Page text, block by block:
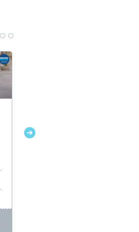
Novo Citroën C3 a